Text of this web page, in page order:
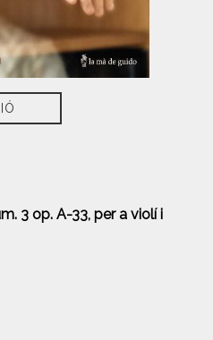
3 op. A-33, per a violí i